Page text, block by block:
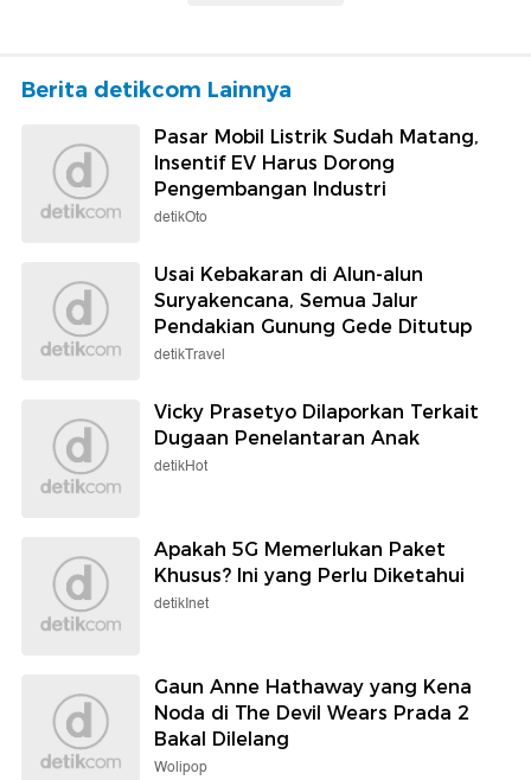
Berita detikcom Lainnya
Pasar Mobil Listrik Sudah Matang,
Insentif EV Harus Dorong
Pengembangan Industri
detikOto
Usai Kebakaran di Alun-alun
Suryakencana, Semua Jalur
Pendakian Gunung Gede Ditutup
detikTravel
Vicky Prasetyo Dilaporkan Terkait
Dugaan Penelantaran Anak
detikHot
Apakah 5G Memerlukan Paket
Khusus? Ini yang Perlu Diketahui
detikInet
Gaun Anne Hathaway yang Kena
Noda di The Devil Wears Prada 2
Bakal Dilelang
Wolipop